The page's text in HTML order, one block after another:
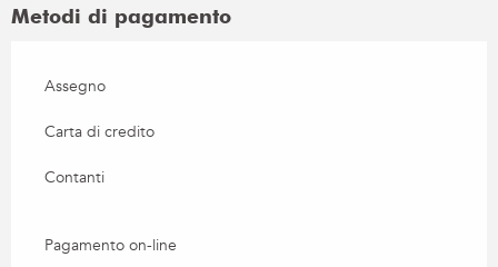
Metodi di pagamento
Assegno
Carta di credito
Contanti
Pagamento on-line